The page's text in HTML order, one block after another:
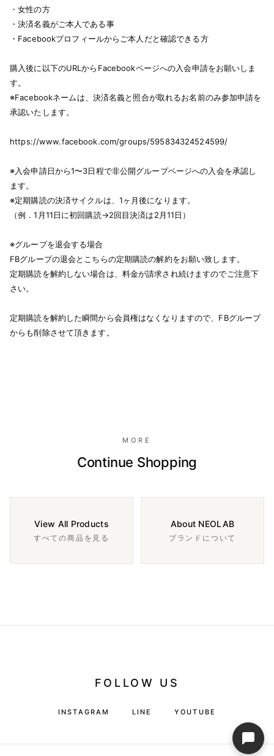
・女性の方
・決済名義がご本人である事
・Facebookプロフィールからご本人だと確認できる方
購入後に以下のURLからFacebookページへの入会申請をお願いしま
す。
※Facebookネームは、決済名義と照合が取れるお名前のみ参加申請を
承認いたします。
https://www.facebook.com/groups/595834324524599/
※入会申請日から1〜3日程で非公開グループページへの入会を承認し
ます。
※定期購読の決済サイクルは、1ヶ月後になります。
（例．1月11日に初回購読→2回目決済は2月11日）
※グループを退会する場合
FBグループの退会とこちらの定期購読の解約をお願い致します。
定期購読を解約しない場合は、料金が請求され続けますのでご注意下
さい。
定期購読を解約した瞬間から会員権はなくなりますので、FBグループ
からも削除させて頂きます。
MORE
Continue Shopping
View All Products
すべての商品を見る
About NEOLAB
ブランドについて
FOLLOW US
INSTAGRAM LINE YOUTUBE